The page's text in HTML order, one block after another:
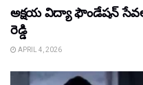
అక్షయ విద్యా ఫౌండేషన్
రెడ్డి
APRIL 4, 2026